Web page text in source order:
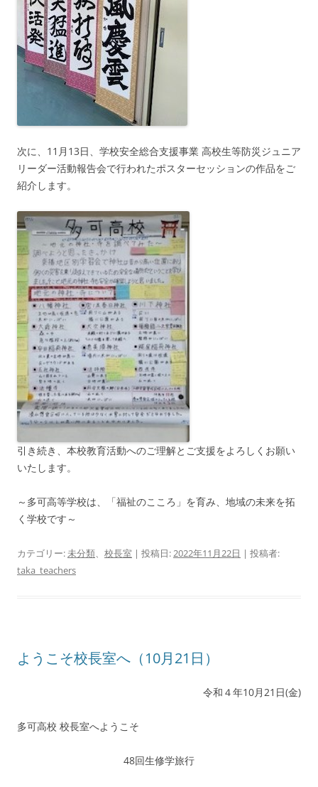
次に、11月13日、学校安全総合支援事業 高校生等防災ジュニア
リーダー活動報告会で行われたポスターセッションの作品をご
紹介します。
引き続き、本校教育活動へのご理解とご支援をよろしくお願い
いたします。
～多可高等学校は、「福祉のこころ」を育み、地域の未来を拓
く学校です～
カテゴリー:未分類、 校長室 | 投稿日:2022年11月22日 | 投稿者:
taka_teachers
ようこそ校長室へ（10月21日）
令和４年10月21日(金)
多可高校 校長室へようこそ
48回生修学旅行